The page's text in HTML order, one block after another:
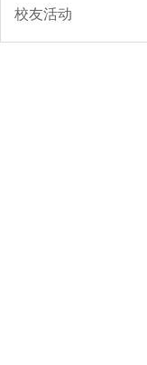
校友活动